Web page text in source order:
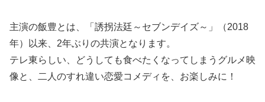
主演の飯豊とは、「誘拐法廷～セブンデイズ～」（2018
年）以来、2年ぶりの共演となります。
テレ東らしい、どうしても食べたくなってしまうグルメ映
像と、二人のすれ違い恋愛コメディを、お楽しみに！